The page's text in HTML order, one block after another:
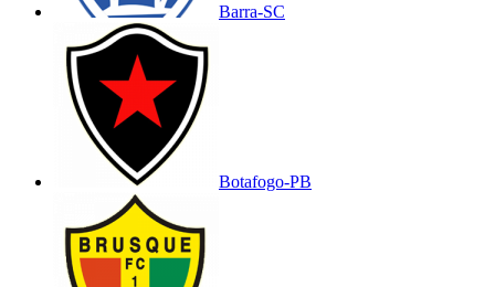
Barra-SC
Botafogo-PB